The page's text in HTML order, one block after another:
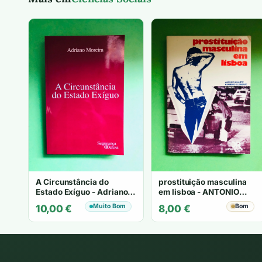
A Circunstância do
Estado Exíguo - Adriano
10,00€ Muito Bom
prostituição masculina
em lisboa - ANTONIO
DUARTE HERMINIO
CLEMENTE
8,00 € Bom